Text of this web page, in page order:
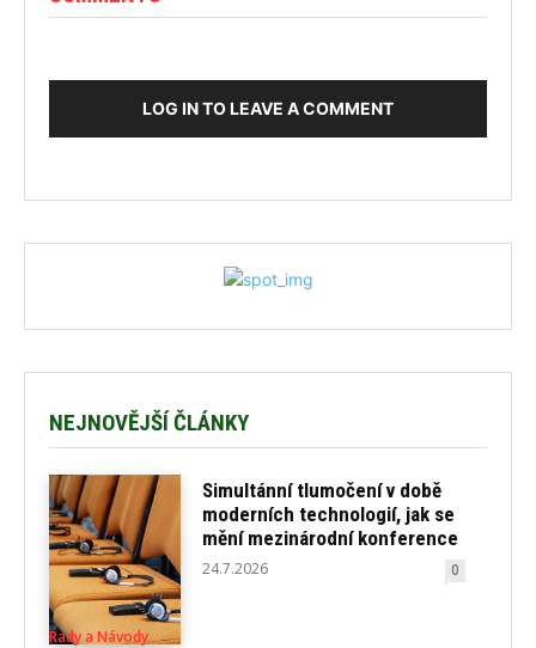
LOG IN TO LEAVE A COMMENT
NEJNOVĚJŠÍ ČLÁNKY
Rady a Návody
Simultánní tlumočení v době
moderních technologií, jak se
mění mezinárodní konference
24.7.2026 0